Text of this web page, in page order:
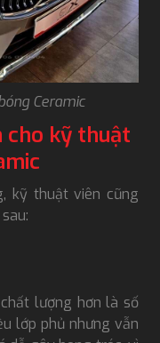
Ceramic
cho kỹ thuật
kỹ thuật viên cũng
lượng hơn là số
lớp phủ nhưng vẫn